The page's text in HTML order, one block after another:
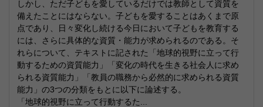
しかし、ただ子どもを愛しているだけでは教師として資質を
備えたことにはならない。子どもを愛することはあくまで原
点であり、日々変化し続ける今日において子どもを教育する
には、さらに具体的な資質・能力が求められるのである。そ
れらについて、テキストに記された「地球的視野に立って行
動するための資質能力」「変化の時代を生きる社会人に求め
られる資質能力」「教員の職務から必然的に求められる資質
能力」の3つの分類をもとに以下に論述する。
「地球的視野に立って行動するた...